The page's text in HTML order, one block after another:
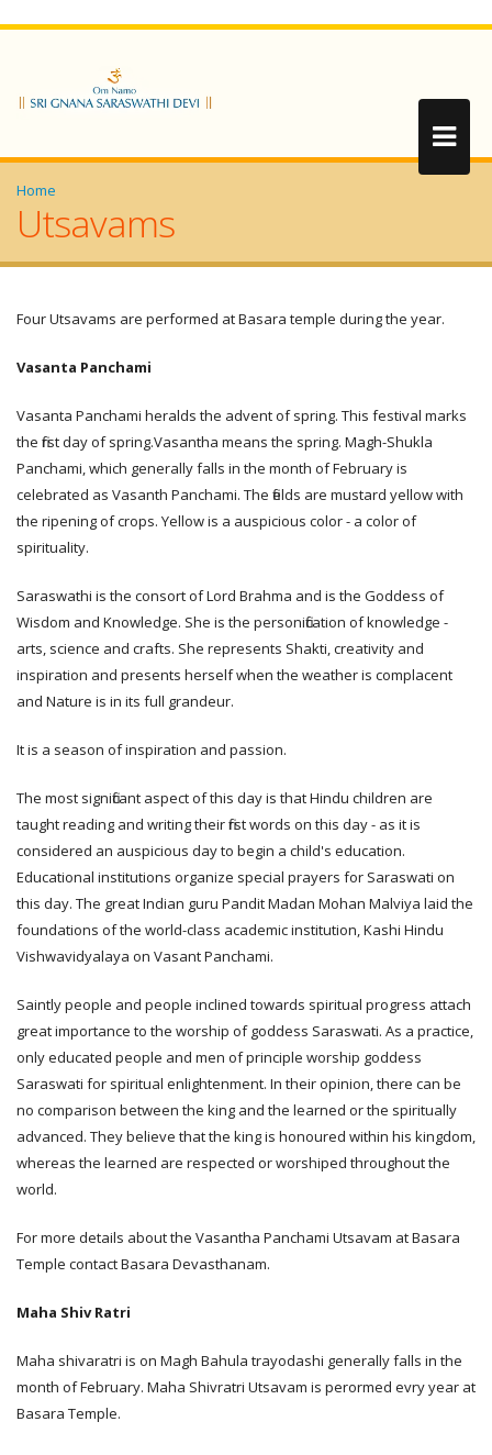
Home
Utsavams
Four Utsavams are performed at Basara temple during the year.
Vasanta Panchami
Vasanta Panchami heralds the advent of spring. This festival marks
the first day of spring.Vasantha means the spring. Magh-Shukla
Panchami, which generally falls in the month of February is
celebrated as Vasanth Panchami. The fields are mustard yellow with
the ripening of crops. Yellow is a auspicious color - a color of
spirituality.
Saraswathi is the consort of Lord Brahma and is the Goddess of
Wisdom and Knowledge. She is the personification of knowledge -
arts, science and crafts. She represents Shakti, creativity and
inspiration and presents herself when the weather is complacent
and Nature is in its full grandeur.
It is a season of inspiration and passion.
The most significant aspect of this day is that Hindu children are
taught reading and writing their first words on this day - as it is
considered an auspicious day to begin a child's education.
Educational institutions organize special prayers for Saraswati on
this day. The great Indian guru Pandit Madan Mohan Malviya laid the
foundations of the world-class academic institution, Kashi Hindu
Vishwavidyalaya on Vasant Panchami.
Saintly people and people inclined towards spiritual progress attach
great importance to the worship of goddess Saraswati. As a practice,
only educated people and men of principle worship goddess
Saraswati for spiritual enlightenment. In their opinion, there can be
no comparison between the king and the learned or the spiritually
advanced. They believe that the king is honoured within his kingdom,
whereas the learned are respected or worshiped throughout the
world.
For more details about the Vasantha Panchami Utsavam at Basara
Temple contact Basara Devasthanam.
Maha Shiv Ratri
Maha shivaratri is on Magh Bahula trayodashi generally falls in the
month of February. Maha Shivratri Utsavam is perormed evry year at
Basara Temple.